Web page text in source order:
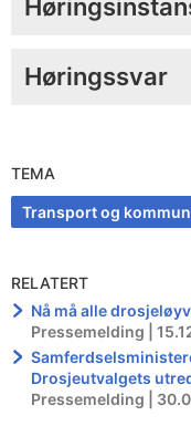
Høringssvar
TEMA
Transport og
RELATERT
Nå må alle
Pressemelding |
Drosjeutvalgets
Pressemelding |